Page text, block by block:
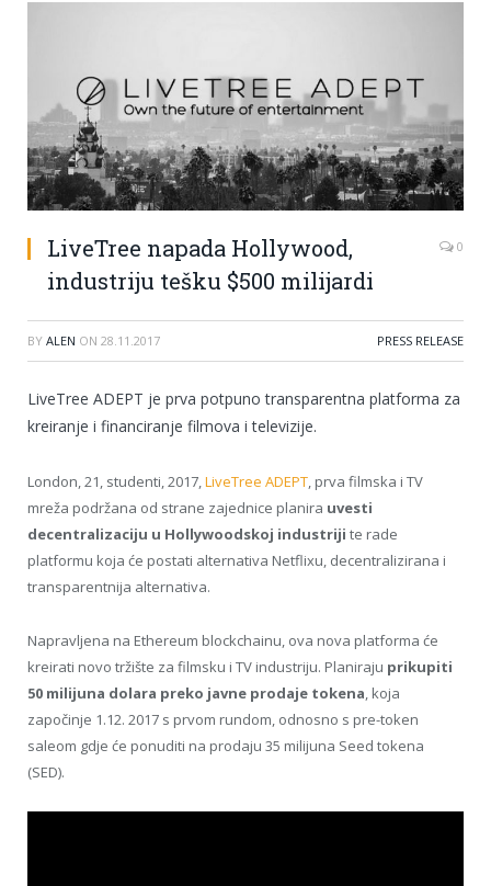
LiveTree napada Hollywood,
industriju tešku $500 milijardi
0
BY ALEN ON 28.11.2017 PRESS RELEASE
LiveTree ADEPT je prva potpuno transparentna platforma za
kreiranje i financiranje filmova i televizije.
London, 21, studenti, 2017,LiveTree ADEPT, prva filmska i TV
mreža podržana od strane zajednice planira uvesti
decentralizaciju u Hollywoodskoj industriji te rade
platformu koja će postati alternativa Netflixu, decentralizirana i
transparentnija alternativa.
Napravljena na Ethereum blockchainu, ova nova platforma će
kreirati novo tržište za filmsku i TV industriju. Planiraju prikupiti
50 milijuna dolara preko javne prodaje tokena, koja
započinje 1.12. 2017 s prvom rundom, odnosno s pre-token
saleom gdje će ponuditi na prodaju 35 milijuna Seed tokena
(SED).